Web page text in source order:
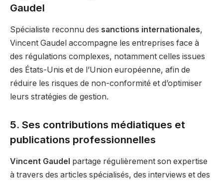
Gaudel
Spécialiste reconnu des sanctions internationales,
Vincent Gaudel accompagne les entreprises face à
des régulations complexes, notamment celles issues
des États-Unis et de l’Union européenne, afin de
réduire les risques de non-conformité et d’optimiser
leurs stratégies de gestion.
5. Ses contributions médiatiques et
publications professionnelles
Vincent Gaudel partage régulièrement son expertise
à travers des articles spécialisés, des interviews et des